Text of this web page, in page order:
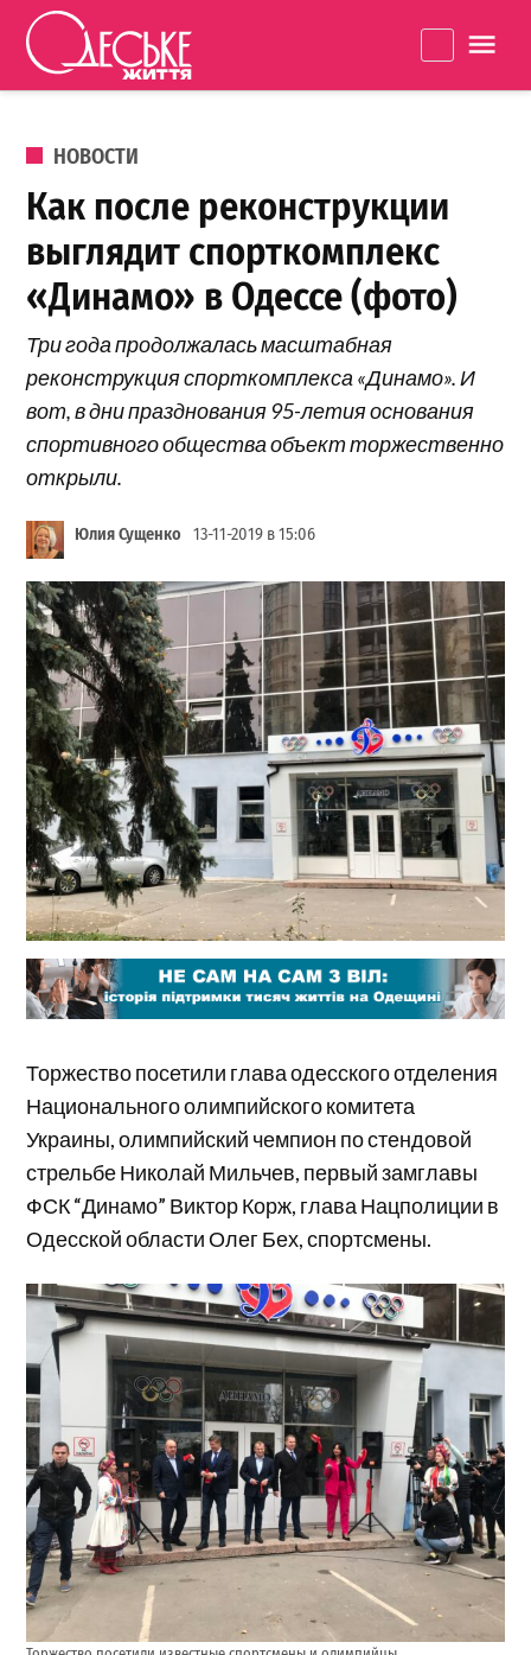
Перейти к содержанию
життя
ОПУБЛИКОВАНО В
НОВОСТИ
Как после реконструкции
выглядит спорткомплекс
«Динамо» в Одессе (фото)
Три года продолжалась масштабная
реконструкция спорткомплекса «Динамо». И
вот, в дни празднования 95-летия основания
спортивного общества объект торжественно
открыли.
Юлия Сущенко 13-11-2019 в 15:06
Торжество посетили глава одесского отделения
Национального олимпийского комитета
Украины, олимпийский чемпион по стендовой
стрельбе Николай Мильчев, первый замглавы
ФСК “Динамо” Виктор Корж, глава Нацполиции в
Одесской области Олег Бех, спортсмены.